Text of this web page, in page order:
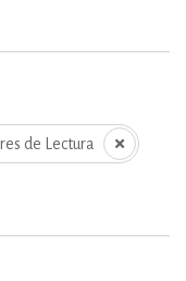
de Lectura